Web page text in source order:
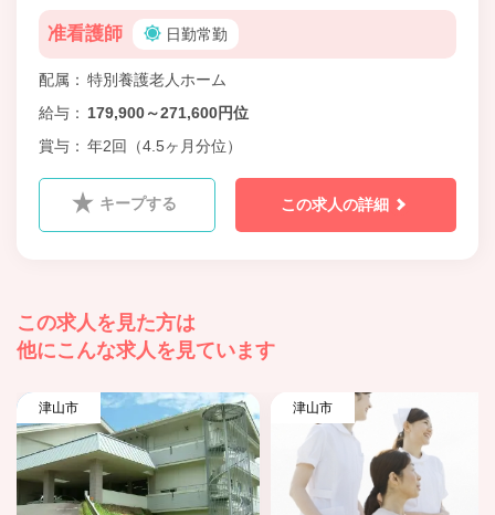
准看護師 日勤常勤
配属
特別養護老人ホーム
給与
179,900～271,600円位
賞与
年2回（4.5ヶ月分位）
キープする この求人の詳細
この求人を見た方は
他にこんな求人を見ています
津山市 津山市